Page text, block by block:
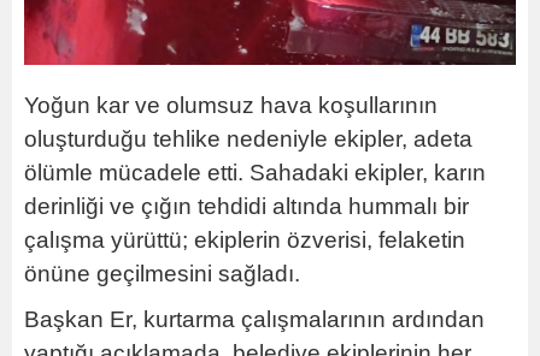
Yoğun kar ve olumsuz hava koşullarının
oluşturduğu tehlike nedeniyle ekipler, adeta
ölümle mücadele etti. Sahadaki ekipler, karın
derinliği ve çığın tehdidi altında hummalı bir
çalışma yürüttü; ekiplerin özverisi, felaketin
önüne geçilmesini sağladı.
Başkan Er, kurtarma çalışmalarının ardından